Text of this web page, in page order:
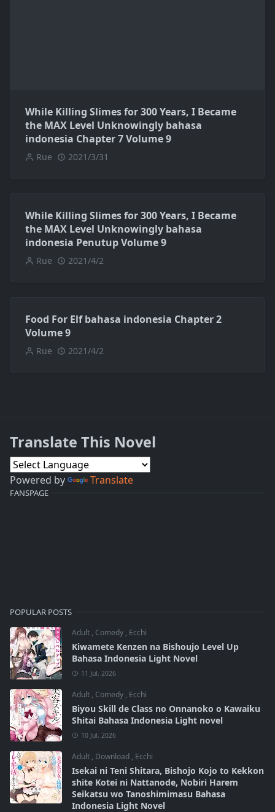
While Killing Slimes for 300 Years, I Became
the MAX Level Unknowingly bahasa
indonesia Chapter 7 Volume 9
Rue 2021/3/31
While Killing Slimes for 300 Years, I Became
the MAX Level Unknowingly bahasa
indonesia Penutup Volume 9
Rue 2021/4/2
Food For Elf bahasa indonesia Chapter 2
Volume 9
Rue 2021/4/2
Translate This Novel
Powered by Translate
FANSPAGE
POPULAR POSTS
Adult , Comedy , Ecchi
Kiwamete Kenzen na Bishoujo Level Up
Bahasa Indonesia Light Novel
11 Jul, 2026
Adult , Comedy , Ecchi
Biyou Skill de Class no Onnanoko o Kawaiku
Shitai Bahasa Indonesia Light novel
10 Jul, 2026
Adult , Download , Ecchi
Isekai ni Teni Shitara, Bishojo Kojo to Kekkon
shite Kotei ni Nattanode, Nobiri Harem
Seikatsu wo Tanoshimimasu Bahasa
Indonesia Light Novel